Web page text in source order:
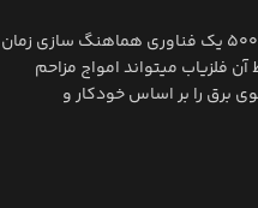
تکنولوژی SETA دستگاه جی پی ایکس 5000 یک فناوری هماهنگ سازی زمان
فلزیاب میتواند امواج مزاحم
برق را بر اساس خودکار و